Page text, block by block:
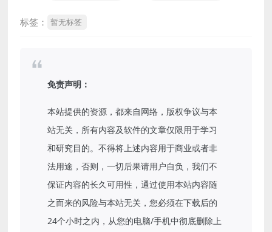
标签： 暂无标签
免责声明：
本站提供的资源，都来自网络，版权争议与本
站无关，所有内容及软件的文章仅限用于学习
和研究目的。不得将上述内容用于商业或者非
法用途，否则，一切后果请用户自负，我们不
保证内容的长久可用性，通过使用本站内容随
之而来的风险与本站无关，您必须在下载后的
24个小时之内，从您的电脑/手机中彻底删除上